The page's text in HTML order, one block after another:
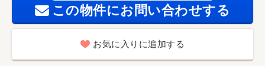
この物件にお問い合わせする
お気に入りに追加する